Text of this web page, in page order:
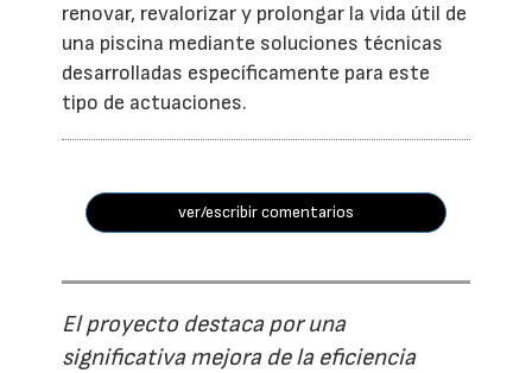
renovar, revalorizar y prolongar la vida útil de
una piscina mediante soluciones técnicas
desarrolladas específicamente para este
tipo de actuaciones.
ver/escribir comentarios
El proyecto destaca por una
significativa mejora de la eficiencia